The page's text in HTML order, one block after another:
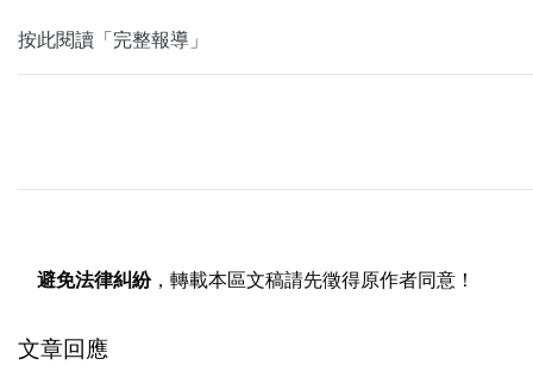
按此閱讀「完整報導」
避免法律糾紛，轉載本區文稿請先徵得原作者同意！
文章回應